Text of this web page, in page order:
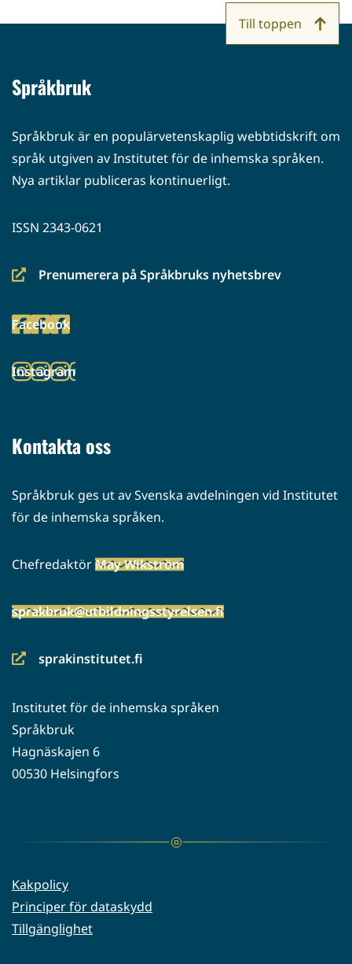
Språkbruk
Språkbruk är en populärvetenskaplig webbtidskrift om
språk utgiven av Institutet för de inhemska språken.
Nya artiklar publiceras kontinuerligt.
ISSN 2343-0621
Prenumerera på Språkbruks nyhetsbrev
(siirryt
palveluun)
Facebook
(siirryt
palveluun)
Instagram
(siirryt
Kontakta oss
Språkbruk ges ut av Svenska avdelningen vid Institutet
för de inhemska språken.
ChefredaktörMay Wikström
sprakbruk@utbildningsstyrelsen.fi
sprakinstitutet.fi
(siirryt
palveluun)
Institutet för de inhemska språken
Språkbruk
Hagnäskajen 6
00530 Helsingfors
Kakpolicy
Principer för dataskydd
Tillgänglighet
Till toppen